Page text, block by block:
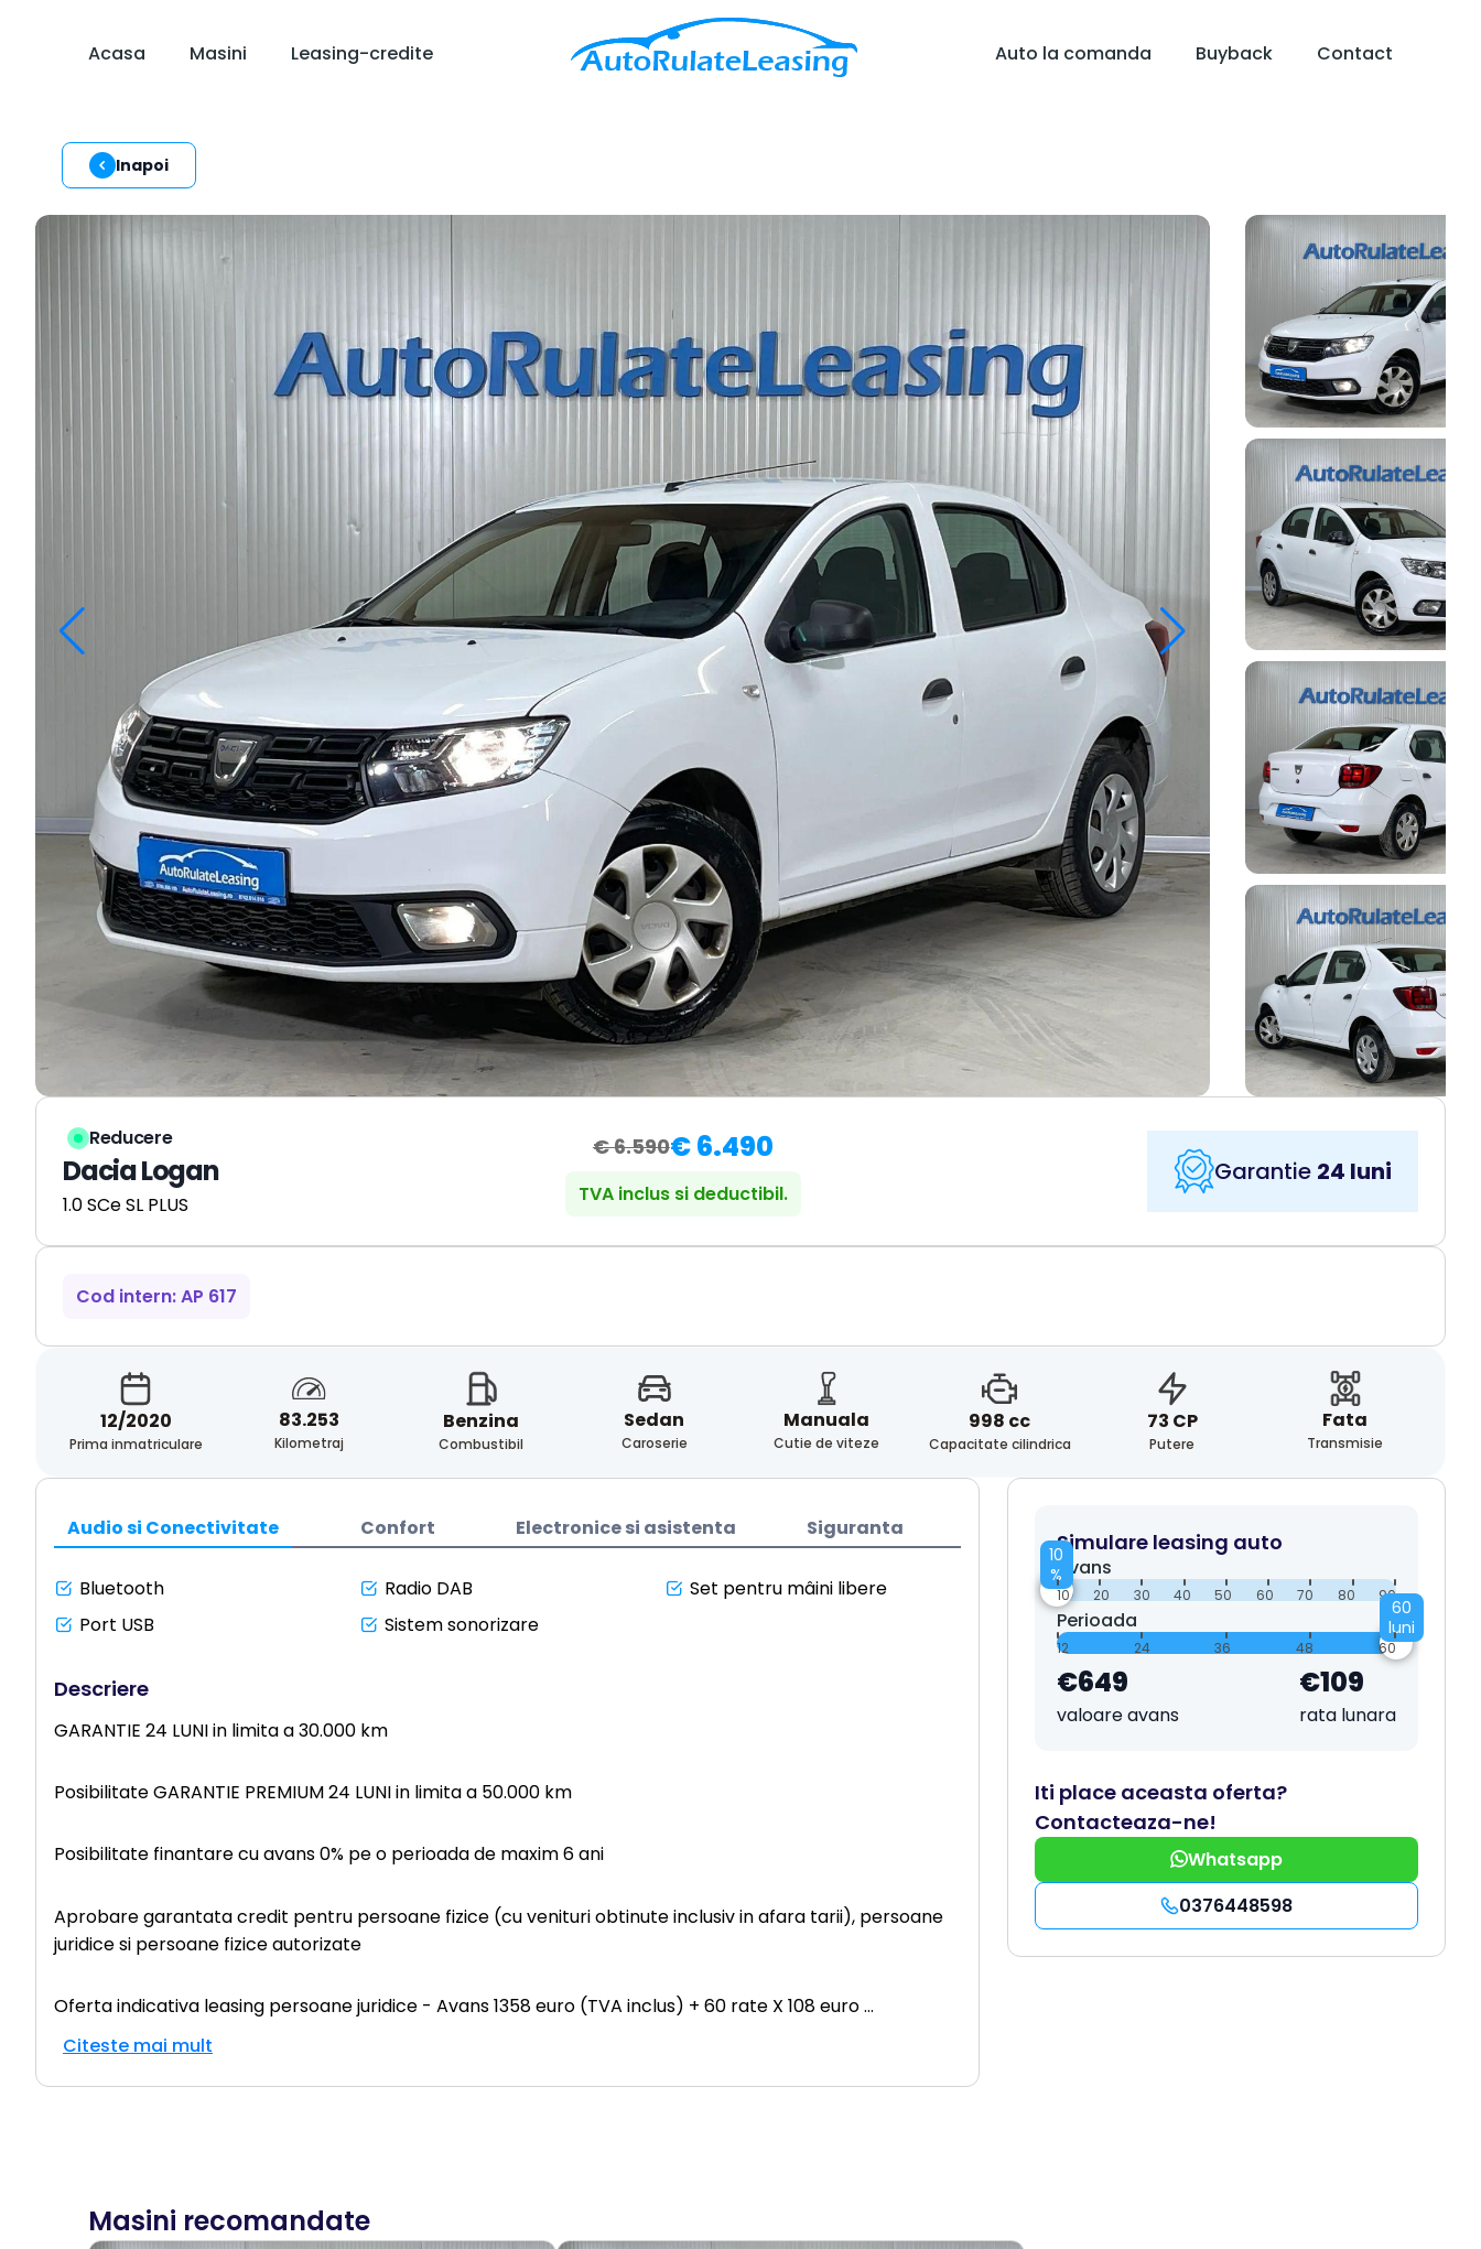
Acasa Masini Leasing-credite Auto la comanda Buyback Contact
Inapoi
Reducere
Dacia Logan
1.0 SCe SL PLUS
€ 6.590€ 6.490
TVA inclus si deductibil.
Garantie 24 luni
Cod intern: AP 617
12/2020
Prima inmatriculare
83.253
Kilometraj
Benzina
Combustibil
Sedan
Caroserie
Manuala
Cutie de viteze
998 cc
Capacitate cilindrica
73 CP
Putere
Fata
Transmisie
Audio si Conectivitate Confort Electronice si asistenta Siguranta
Bluetooth Radio DAB
Set pentru mâini libere
Port USB
Sistem sonorizare
Descriere
GARANTIE 24 LUNI in limita a 30.000 km
Posibilitate GARANTIE PREMIUM 24 LUNI in limita a 50.000 km
Posibilitate finantare cu avans 0% pe o perioada de maxim 6 ani
Aprobare garantata credit pentru persoane fizice (cu venituri obtinute inclusiv in afara tarii), persoane
juridice si persoane fizice autorizate
Oferta indicativa leasing persoane juridice - Avans 1358 euro (TVA inclus) + 60 rate X 108 euro...
Citeste mai mult
Simulare leasing auto
Avans
10
%
10 20 30 40 50 60 70 80 90
Perioada
60
luni
12 24 36 48 60
€649
valoare avans
€109
rata lunara
Iti place aceasta oferta?
Contacteaza-ne!
Whatsapp
0376448598
Masini recomandate